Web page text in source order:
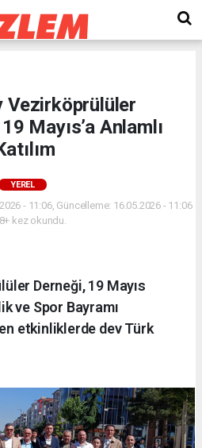
Vezirköprülüler
Mayıs’a Anlamlı
YEREL
- 11:06, Güncelleme: 16.05.2026 - 11:06
kez okundu.
Derneği, 19 Mayıs
ve Spor Bayramı
etkinliklerde dev Türk